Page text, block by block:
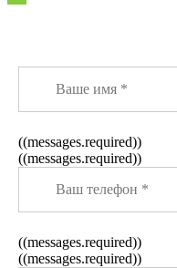
((messages.required))
((messages.required))
((messages.required))
((messages.required))